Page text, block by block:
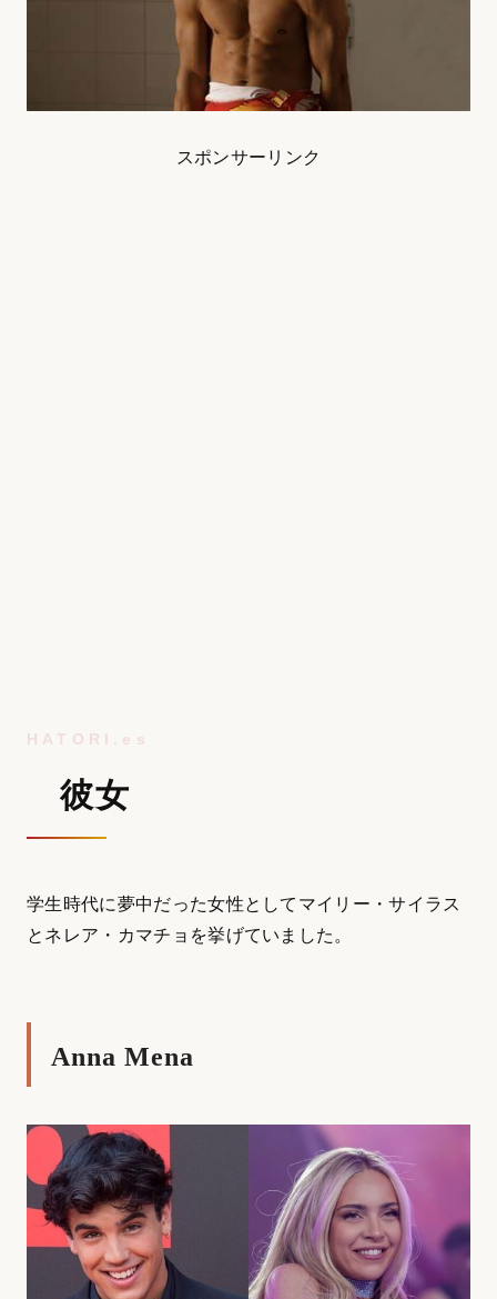
スポンサーリンク
彼女
学生時代に夢中だった女性としてマイリー・サイラス
とネレア・カマチョを挙げていました。
Anna Mena